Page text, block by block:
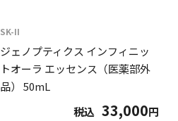
SK-II
ジェノプティクス インフィニッ
トオーラ エッセンス（医薬部外
品） 50mL
税込 33,000円